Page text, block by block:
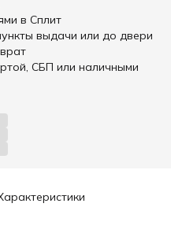
в Сплит
выдачи или до двери
СБП или наличными